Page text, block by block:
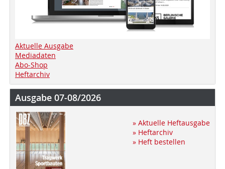
Aktuelle Ausgabe
Mediadaten
Abo-Shop
Heftarchiv
Ausgabe 07-08/2026
» Aktuelle Heftausgabe
» Heftarchiv
» Heft bestellen